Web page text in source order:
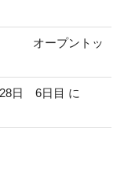
オープントッ
日 6日目 に